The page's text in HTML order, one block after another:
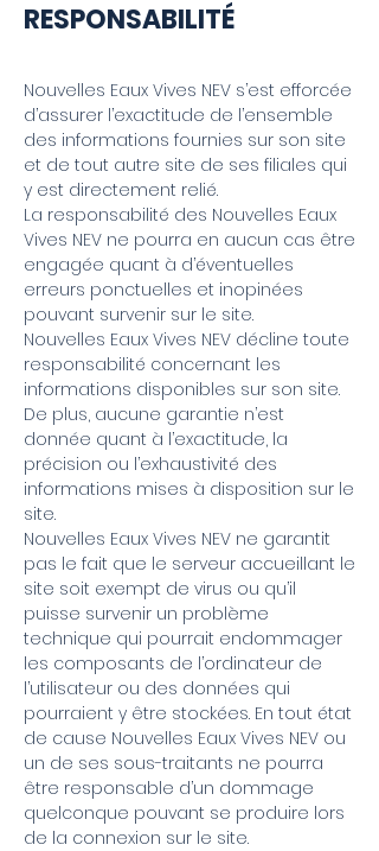
RESPONSABILITÉ
Nouvelles Eaux Vives NEV s’est efforcée
d’assurer l’exactitude de l’ensemble
des informations fournies sur son site
et de tout autre site de ses filiales qui
y est directement relié.
La responsabilité des Nouvelles Eaux
Vives NEV ne pourra en aucun cas être
engagée quant à d’éventuelles
erreurs ponctuelles et inopinées
pouvant survenir sur le site.
Nouvelles Eaux Vives NEV décline toute
responsabilité concernant les
informations disponibles sur son site.
De plus, aucune garantie n’est
donnée quant à l’exactitude, la
précision ou l’exhaustivité des
informations mises à disposition sur le
site.
Nouvelles Eaux Vives NEV ne garantit
pas le fait que le serveur accueillant le
site soit exempt de virus ou qu’il
puisse survenir un problème
technique qui pourrait endommager
les composants de l’ordinateur de
l’utilisateur ou des données qui
pourraient y être stockées. En tout état
de cause Nouvelles Eaux Vives NEV ou
un de ses sous-traitants ne pourra
être responsable d’un dommage
quelconque pouvant se produire lors
de la connexion sur le site.